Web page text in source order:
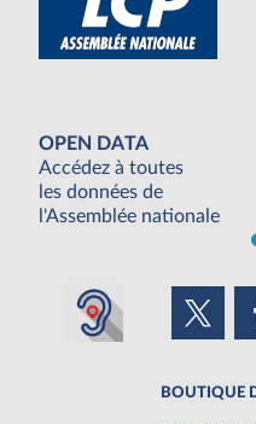
OPEN DATA
Accédez à toutes
les données de
l'Assemblée nationale
BOUTIQUE